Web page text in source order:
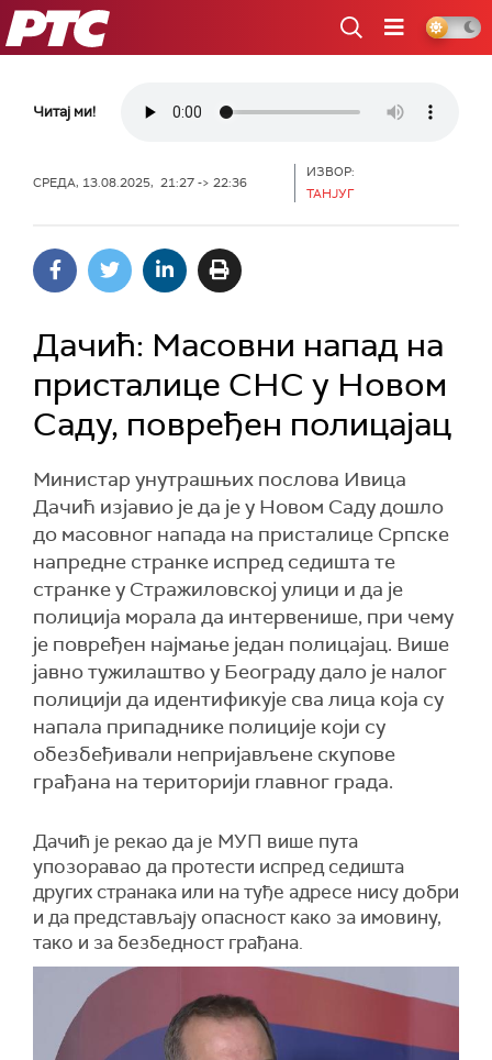
РТС
Читај ми!
СРЕДА, 13.08.2025, 21:27 -> 22:36
ИЗВОР:
ТАНЈУГ
Дачић: Масовни напад на
присталице СНС у Новом
Саду, повређен полицајац
Министар унутрашњих послова Ивица
Дачић изјавио је да је у Новом Саду дошло
до масовног напада на присталице Српске
напредне странке испред седишта те
странке у Стражиловској улици и да је
полиција морала да интервенише, при чему
је повређен најмање један полицајац. Више
јавно тужилаштво у Београду дало је налог
полицији да идентификује сва лица која су
напала припаднике полиције који су
обезбеђивали непријављене скупове
грађана на територији главног града.
Дачић је рекао да је МУП више пута
упозоравао да протести испред седишта
других странака или на туђе адресе нису добри
и да представљају опасност како за имовину,
тако и за безбедност грађана.